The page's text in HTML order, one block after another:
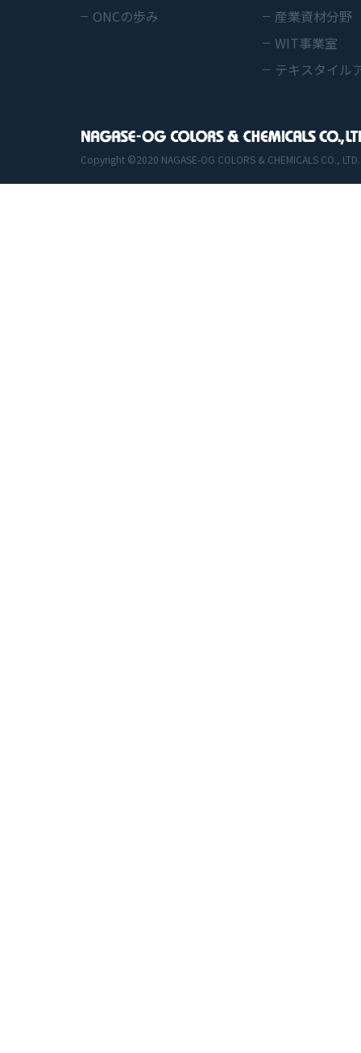
ONCの歩み
産業資材分野
WIT事業室
テキスタイル
Copyright ©2020 NAGASE-OG COLORS & CHEMICALS CO.,